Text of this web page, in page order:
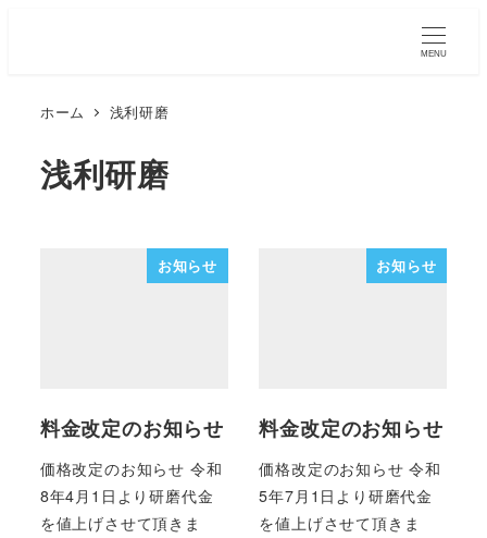
MENU
ホーム 浅利研磨
浅利研磨
お知らせ
料金改定のお知らせ
価格改定のお知らせ 令和
8年4月1日より研磨代金
を値上げさせて頂きま
お知らせ
料金改定のお知らせ
価格改定のお知らせ 令和
5年7月1日より研磨代金
を値上げさせて頂きま